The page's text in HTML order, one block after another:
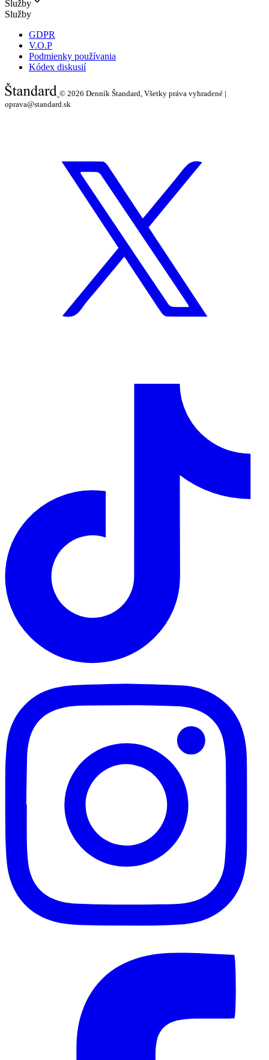
Služby
Služby
GDPR
V.O.P
Podmienky používania
Kódex diskusií
© 2026 Denník Štandard, Všetky práva vyhradené |
oprava@standard.sk